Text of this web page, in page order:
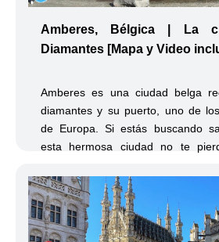
Amberes, Bélgica | La
Diamantes [Mapa y Video
Amberes es una ciudad belga
diamantes y su puerto, uno de
de Europa. Si estás buscando
esta hermosa ciudad no te